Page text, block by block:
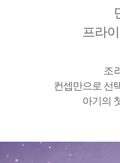
프라
조
컨셉만으로 선
아기의